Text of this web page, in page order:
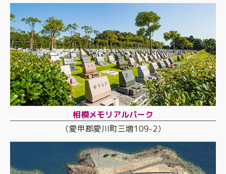
相模メモリアルパーク
（愛甲郡愛川町三増109-2）